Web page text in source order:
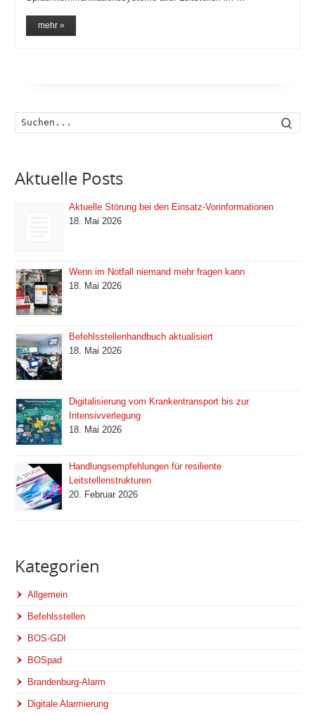
mehr »
Aktuelle Posts
Aktuelle Störung bei den Einsatz-Vorinformationen
18. Mai 2026
Wenn im Notfall niemand mehr fragen kann
18. Mai 2026
Befehlsstellenhandbuch aktualisiert
18. Mai 2026
Digitalisierung vom Krankentransport bis zur
Intensivverlegung
18. Mai 2026
Handlungsempfehlungen für resiliente
Leitstellenstrukturen
20. Februar 2026
Kategorien
Allgemein
Befehlsstellen
BOS-GDI
BOSpad
Brandenburg-Alarm
Digitale Alarmierung